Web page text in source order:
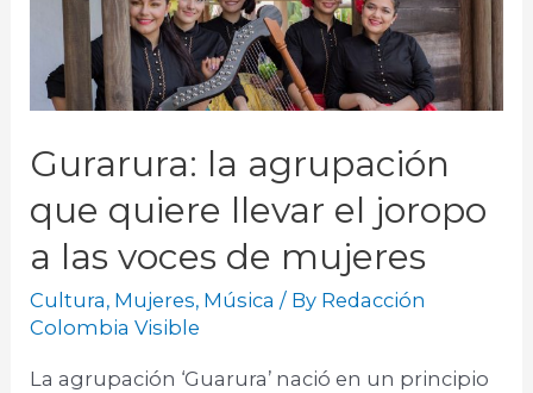
Gurarura: la agrupación
que quiere llevar el joropo
a las voces de mujeres
Cultura, Mujeres, Música / By Redacción
Colombia Visible
La agrupación ‘Guarura’ nació en un principio